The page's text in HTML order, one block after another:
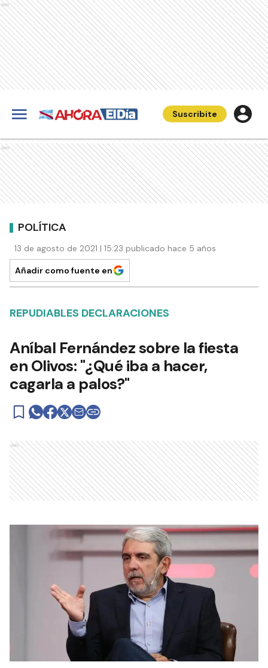
Ads
Suscribite
Ads
POLÍTICA
13 de agosto de 2021 | 15:23 publicado hace 5 años
Añadir como fuente en
REPUDIABLES DECLARACIONES
Aníbal Fernández sobre la fiesta
en Olivos: "¿Qué iba a hacer,
cagarla a palos?"
Ads